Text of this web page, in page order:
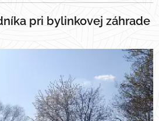
pri bylinkovej záhrade